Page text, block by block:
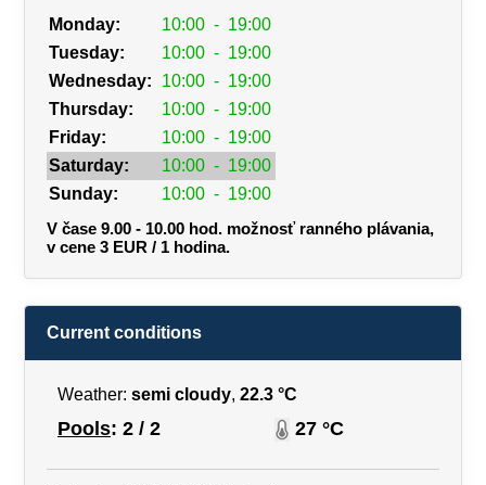
Monday: 10:00 - 19:00
Tuesday:
10:00 - 19:00
Wednesday:
10:00 - 19:00
Thursday:
10:00 - 19:00
Friday:
10:00 - 19:00
Saturday:
10:00 - 19:00
Sunday:
10:00 - 19:00
V čase 9.00 - 10.00 hod. možnosť ranného plávania,
v cene 3 EUR / 1 hodina.
Current conditions
Weather: semi cloudy, 22.3 °C
Pools: 2 / 2 27 °C